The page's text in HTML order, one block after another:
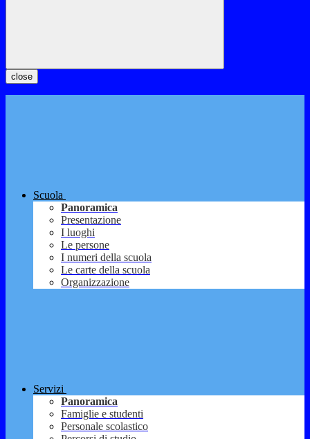
close
Scuola
Panoramica
Presentazione
I luoghi
Le persone
I numeri della scuola
Le carte della scuola
Organizzazione
Servizi
Panoramica
Famiglie e studenti
Personale scolastico